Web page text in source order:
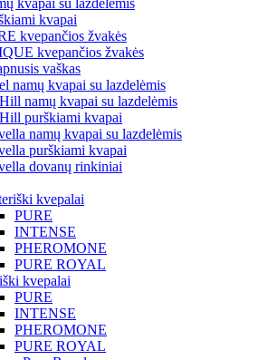
kvapai
kvepančios žvakės
kvepančios žvakės
vaškas
namų kvapai su lazdelėmis
namų kvapai su lazdelėmis
purškiami kvapai
namų kvapai su lazdelėmis
purškiami kvapai
dovanų rinkiniai
kvepalai
PURE
INTENSE
PHEROMONE
PURE ROYAL
kvepalai
PURE
INTENSE
PHEROMONE
PURE ROYAL